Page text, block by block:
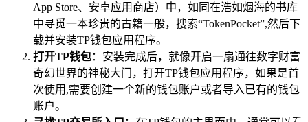
App Store、安卓应用商店）中，如同在浩如烟海的书库
中寻觅一本珍贵的古籍一般，搜索“TokenPocket”,然后下
载并安装TP钱包应用程序。
打开TP钱包：安装完成后，就像开启一扇通往数字财富
奇幻世界的神秘大门，打开TP钱包应用程序，如果是首
次使用,需要创建一个新的钱包账户或者导入已有的钱包
账户。